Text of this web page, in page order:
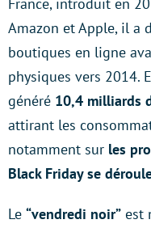
France, introduit en
Amazon et Apple, il a
boutiques en ligne
physiques vers 2014.
généré 10,4 milliards
attirant les
notamment sur les
Black Friday se
Le “vendredi noir” est